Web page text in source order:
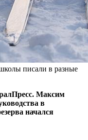
писали в разные
Максим
в
начался